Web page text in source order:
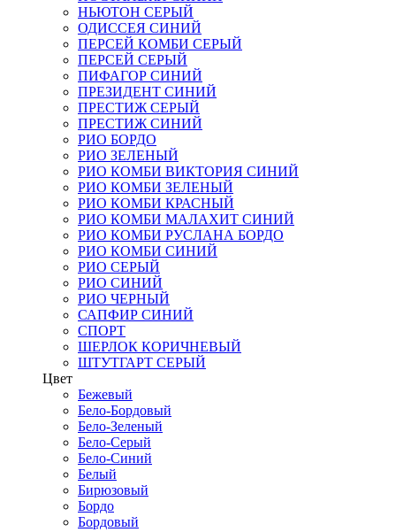
НЬЮТОН СЕРЫЙ
ОДИССЕЯ СИНИЙ
ПЕРСЕЙ КОМБИ СЕРЫЙ
ПЕРСЕЙ СЕРЫЙ
ПИФАГОР СИНИЙ
ПРЕЗИДЕНТ СИНИЙ
ПРЕСТИЖ СЕРЫЙ
ПРЕСТИЖ СИНИЙ
РИО БОРДО
РИО ЗЕЛЕНЫЙ
РИО КОМБИ ВИКТОРИЯ СИНИЙ
РИО КОМБИ ЗЕЛЕНЫЙ
РИО КОМБИ КРАСНЫЙ
РИО КОМБИ МАЛАХИТ СИНИЙ
РИО КОМБИ РУСЛАНА БОРДО
РИО КОМБИ СИНИЙ
РИО СЕРЫЙ
РИО СИНИЙ
РИО ЧЕРНЫЙ
САПФИР СИНИЙ
СПОРТ
ШЕРЛОК КОРИЧНЕВЫЙ
ШТУТГАРТ СЕРЫЙ
Цвет
Бежевый
Бело-Бордовый
Бело-Зеленый
Бело-Серый
Бело-Синий
Белый
Бирюзовый
Бордо
Бордовый